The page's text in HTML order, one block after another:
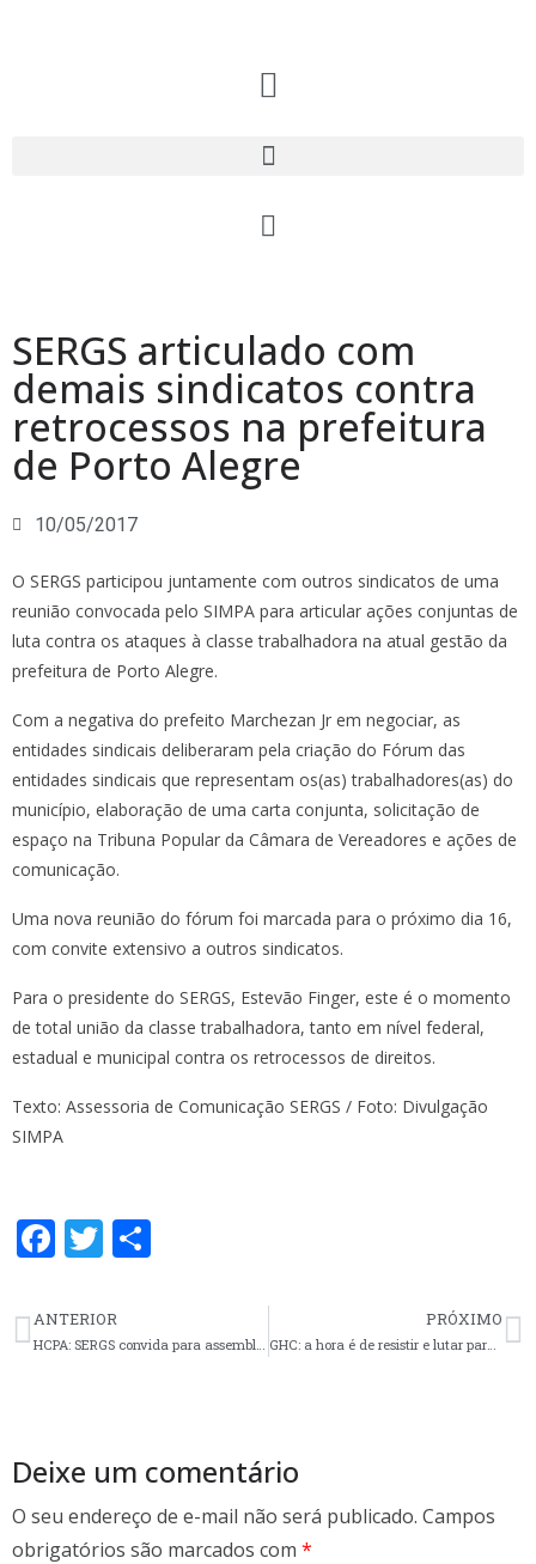
SERGS articulado com
demais sindicatos contra
retrocessos na prefeitura
de Porto Alegre
10/05/2017
O SERGS participou juntamente com outros sindicatos de uma
reunião convocada pelo SIMPA para articular ações conjuntas de
luta contra os ataques à classe trabalhadora na atual gestão da
prefeitura de Porto Alegre.
Com a negativa do prefeito Marchezan Jr em negociar, as
entidades sindicais deliberaram pela criação do Fórum das
entidades sindicais que representam os(as) trabalhadores(as) do
município, elaboração de uma carta conjunta, solicitação de
espaço na Tribuna Popular da Câmara de Vereadores e ações de
comunicação.
Uma nova reunião do fórum foi marcada para o próximo dia 16,
com convite extensivo a outros sindicatos.
Para o presidente do SERGS, Estevão Finger, este é o momento
de total união da classe trabalhadora, tanto em nível federal,
estadual e municipal contra os retrocessos de direitos.
Texto: Assessoria de Comunicação SERGS / Foto: Divulgação
SIMPA
F
e
b
k
T
itt
er e
ANTERIOR
HCPA: SERGS convida para assembleia dia 11, a luta pelo Vale Alimentação é de todos(as)!
PRÓXIMO
GHC: a hora é de resistir e lutar para garantir direitos
Deixe um comentário
O seu endereço de e-mail não será publicado. Campos
obrigatórios são marcados com *